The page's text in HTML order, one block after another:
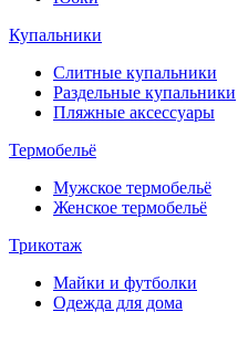
Купальники
Слитные купальники
Раздельные купальники
Пляжные аксессуары
Термобельё
Мужское термобельё
Женское термобельё
Трикотаж
Майки и футболки
Одежда для дома